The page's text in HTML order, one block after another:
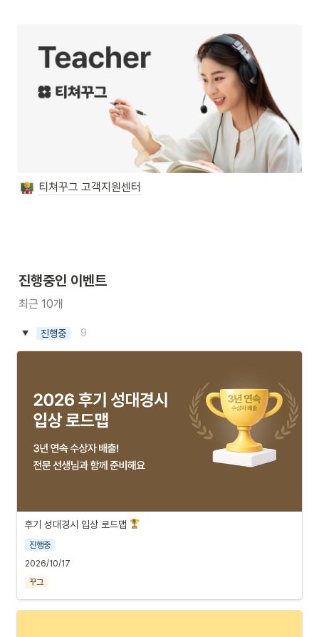
티쳐꾸그 고객지원센터
진행중인 이벤트
최근 10개
진행중 9
후기 성대경시 입상 로드맵
진행중
2026/10/17
꾸그